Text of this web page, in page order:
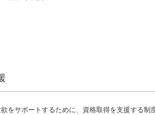
をサポートするために、資格取得を支援する